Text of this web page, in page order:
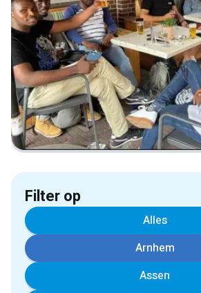
Filter op
Alles
Arnhem
Assen